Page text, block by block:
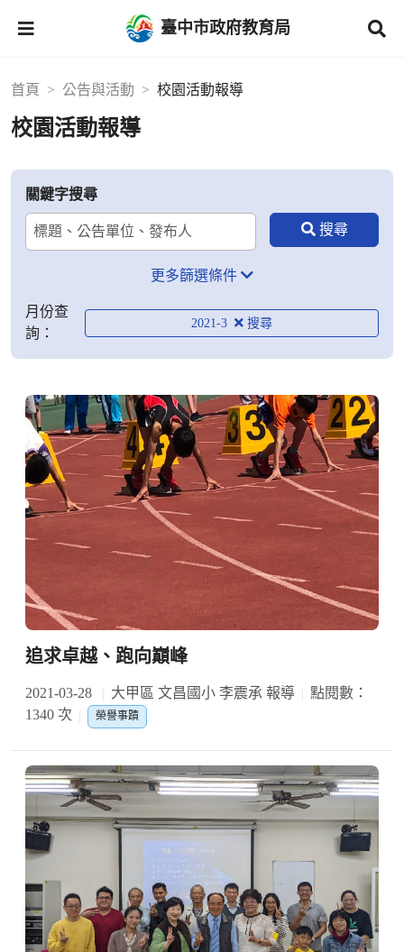
臺中市政府教育局
首頁 公告與活動 校園活動報導
校園活動報導
關鍵字搜尋
更多篩選條件
月份查
詢：
2021-3
追求卓越、跑向巔峰
2021-03-28 大甲區 文昌國小 李震承 報導
點閱數：
1340 次
榮譽事蹟